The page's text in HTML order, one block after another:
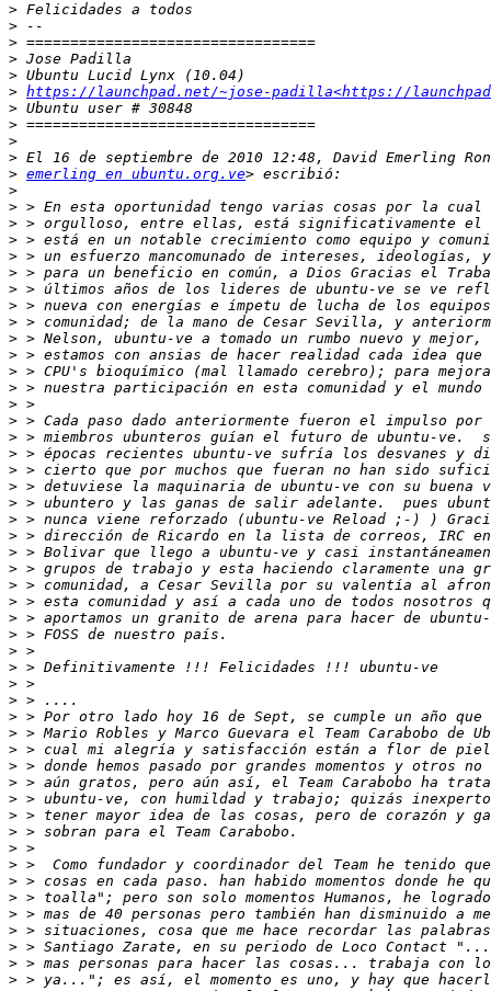
>
>
>
>
>
> https://launchpad.net/~jose-padilla<https://
>
>
>
>
> emerling en ubuntu.org.ve
>
>
>
>
>
>
>
>
>
>
>
>
>
>
>
>
>
>
>
>
>
>
>
>
>
>
>
>
>
>
>
>
>
>
>
>
>
>
>
>
>
>
>
>
>
>
>
>
>